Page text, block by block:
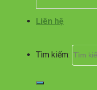
Liên hệ
Tìm kiếm: